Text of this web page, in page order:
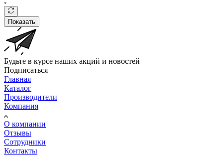
Показать
Будьте в курсе наших акций и новостей
Подписаться
Главная
Каталог
Производители
Компания
О компании
Отзывы
Сотрудники
Контакты